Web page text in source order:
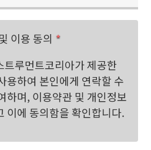
이용 동의 *
트루먼트코리아가 제공한
용하여 본인에게 연락할 수
하며, 이용약관 및 개인정보
이에 동의함을 확인합니다.